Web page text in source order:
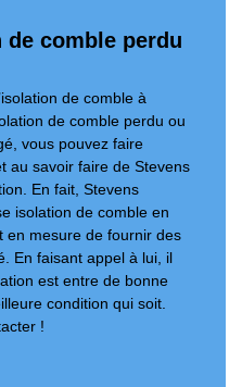
de comble perdu
de comble à
de comble perdu ou
vous pouvez faire
au savoir faire de Stevens
En fait, Stevens
isolation de comble en
en mesure de fournir des
En faisant appel à lui, il
est entre de bonne
condition qui soit.
!